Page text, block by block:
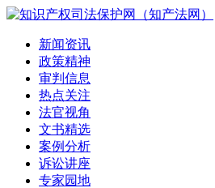
新闻资讯
政策精神
审判信息
热点关注
法官视角
文书精选
案例分析
诉讼讲座
专家园地